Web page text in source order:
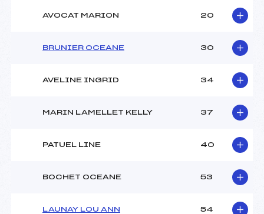
AVOCAT MARION 20
BRUNIER OCEANE 30
AVELINE INGRID 34
MARIN LAMELLET KELLY 37
PATUEL LINE 40
BOCHET OCEANE 53
LAUNAY LOU ANN 54